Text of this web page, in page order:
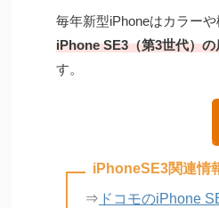
毎年新型iPhoneはカラー
iPhone SE3（第3世代）
す。
iPhoneSE3関連情
⇒ ドコモのiPhone